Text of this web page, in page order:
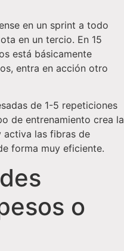
en un sprint a todo
en un tercio. En 15
está básicamente
entra en acción otro
de 1-5 repeticiones
de entrenamiento crea la
activa las fibras de
forma muy eficiente.
o